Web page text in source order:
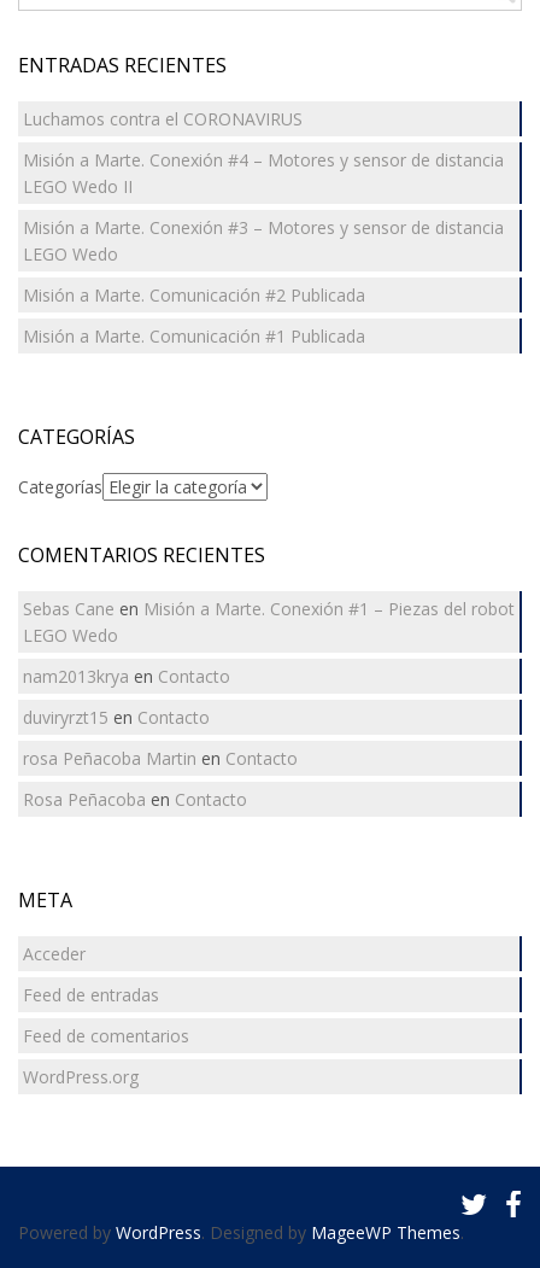
ENTRADAS RECIENTES
Luchamos contra el CORONAVIRUS
Misión a Marte. Conexión #4 – Motores y sensor de distancia
LEGO Wedo II
Misión a Marte. Conexión #3 – Motores y sensor de distancia
LEGO Wedo
Misión a Marte. Comunicación #2 Publicada
Misión a Marte. Comunicación #1 Publicada
CATEGORÍAS
Categorías
COMENTARIOS RECIENTES
Sebas Cane en Misión a Marte. Conexión #1 – Piezas del robot
LEGO Wedo
nam2013krya en Contacto
duviryrzt15 en Contacto
rosa Peñacoba Martin en Contacto
Rosa Peñacoba en Contacto
META
Acceder
Feed de entradas
Feed de comentarios
WordPress.org
Powered by WordPress. Designed by MageeWP Themes.